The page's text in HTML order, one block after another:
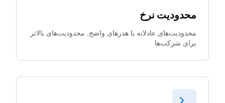
محدودیت نرخ
محدودیت‌های عادلانه با هدرهای واضح. محدودیت‌های بالاتر
برای شرکت‌ها